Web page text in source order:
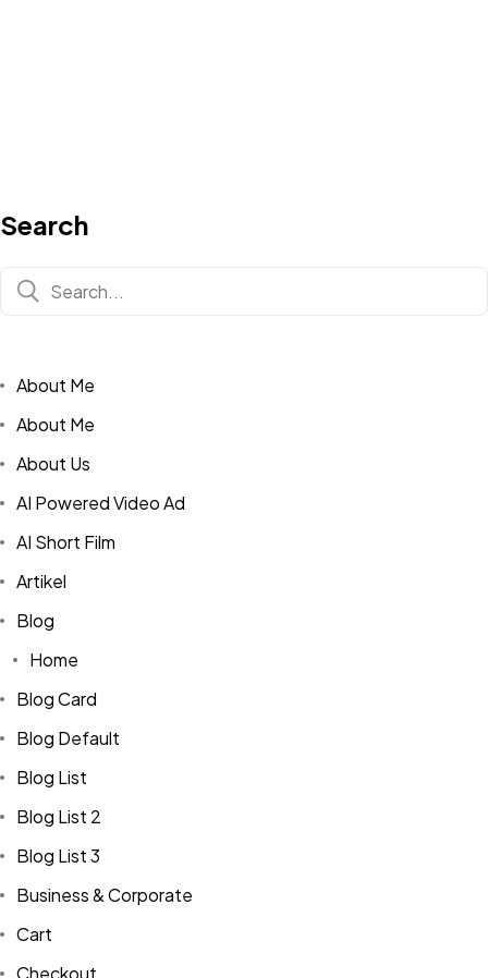
Search
About Me
About Me
About Us
AI Powered Video Ad
AI Short Film
Artikel
Blog
Home
Blog Card
Blog Default
Blog List
Blog List 2
Blog List 3
Business & Corporate
Cart
Checkout